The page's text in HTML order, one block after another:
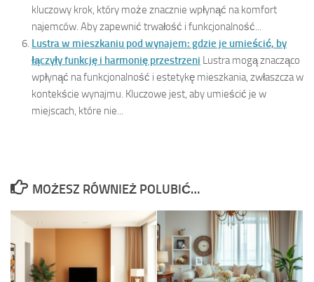
kluczowy krok, który może znacznie wpłynąć na komfort
najemców. Aby zapewnić trwałość i funkcjonalność...
Lustra w mieszkaniu pod wynajem: gdzie je umieścić, by
łączyły funkcję i harmonię przestrzeni Lustra mogą znacząco
wpłynąć na funkcjonalność i estetykę mieszkania, zwłaszcza w
kontekście wynajmu. Kluczowe jest, aby umieścić je w
miejscach, które nie...
MOŻESZ RÓWNIEŻ POLUBIĆ…